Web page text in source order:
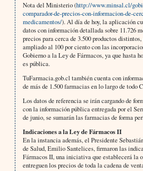
Nota del Ministerio (http://www.minsal.cl/
comparador-de-precios-con-informacion-de-
medicamentos/). Al día de hoy, la aplicación
datos con información detallada sobre 11.726
precios para cerca de 3.500 productos
ampliado al 100 por ciento con las
Gobierno a la Ley de Fármacos, ya que hasta
es pública.
TuFarmacia.gob.cl también cuenta con
de más de 1.500 farmacias en lo largo de todo
Los datos de referencia se irán cargando de
con la información pública entregada por el
de junio, se sumarán las farmacias de forma
Indicaciones a la Ley de Fármacos II
En la instancia además, el Presidente
de Salud, Emilio Santelices, firmaron las
Fármacos II, una iniciativa que establecerá la
entreguen los precios de toda la cadena de